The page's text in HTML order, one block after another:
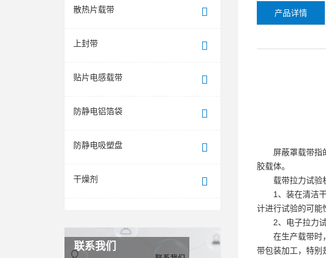
散热片载带
上封带
贴片电感载带
防静电铝箔袋
防静电吸塑盘
干燥剂
联系我们
产品详情
屏蔽罩载带指
胶载体。
载带拉力试验
1、装在清洁
计进行试验的可能
2、电子拉力
在生产载带时
带包装加工，特别